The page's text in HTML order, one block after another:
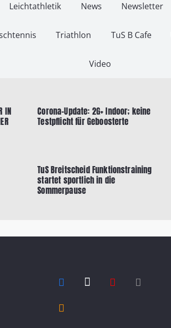
Leichtathletik News Newsletter
Triathlon TuS B Cafe
Video
IN
Corona-Update: 2G+ Indoor; keine
Testpflicht für Geboosterte
TuS Breitscheid Funktionstraining
startet sportlich in die
Sommerpause